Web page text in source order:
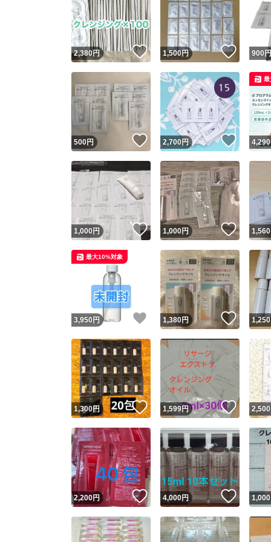
Yahoo!
安心取
安
取引実績
取引
2,380円 いいね！
1,500円 いいね
900 円
500円 いいね！
2,700円 いいね
4,290
最
1,000円 いいね！
1,000円 いいね
1,560
3,950 円 いいね！
最大10%対象
1,380円 いいね
1,250
1,300円 いいね！
1,599円 いいね
2,500
2,200円 いいね！
4,000円 いいね
1,000